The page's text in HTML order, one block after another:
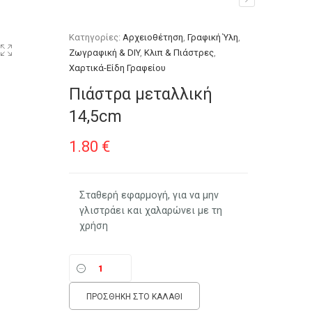
Κατηγορίες:Αρχειοθέτηση,Γραφική Ύλη,
Ζωγραφική & DIY,Κλιπ & Πιάστρες,
Χαρτικά-Είδη Γραφείου
Πιάστρα μεταλλική
14,5cm
1.80 €
Σταθερή εφαρμογή, για να μην
γλιστράει και χαλαρώνει με τη
χρήση
ΠΡΟΣΘΉΚΗ ΣΤΟ ΚΑΛΆΘΙ